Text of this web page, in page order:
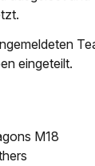
eingeteilt.
M18